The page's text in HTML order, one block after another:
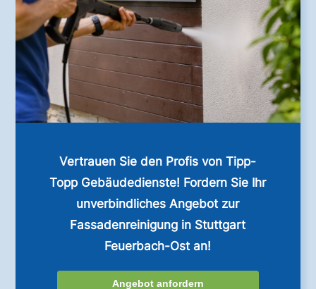
Vertrauen Sie den Profis von Tipp-
Topp Gebäudedienste! Fordern Sie Ihr
unverbindliches Angebot zur
Fassadenreinigung in Stuttgart
Feuerbach-Ost an!
Angebot anfordern